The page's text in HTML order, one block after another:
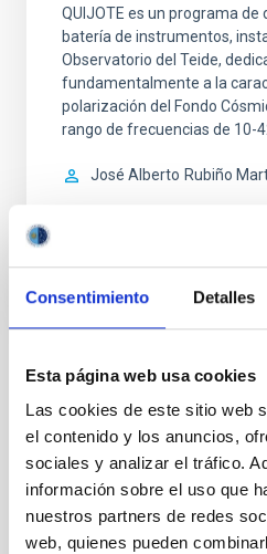
Consentimiento Detalles
Esta página web usa cookies
Las cookies de este sitio web
el contenido y los anuncios,
sociales y analizar el tráfico.
información sobre el uso que
nuestros partners de redes
web, quienes pueden
QUIJOTE es un programa de
batería de instrumentos,
Observatorio del Teide,
fundamentalmente a la
polarización del Fondo
rango de frecuencias de 10-
José Alberto Rubiño
STATE OF BEING IN FORCE
NOT IN FORCE
Cosmology & Astroparticles (CYA,
Microwave instrumentation